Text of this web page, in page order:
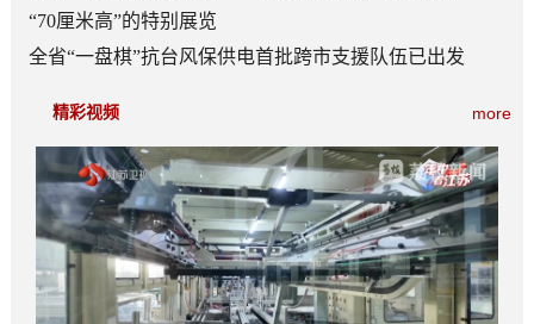
“70厘米高”的特别展览
全省“一盘棋”抗台风保供电首批跨市支援队伍已出发
more
精彩视频